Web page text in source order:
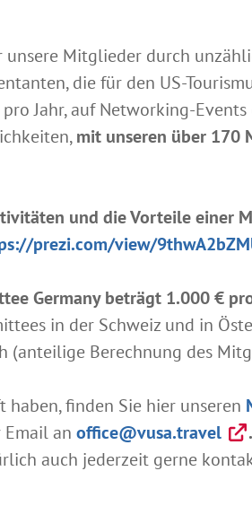
Mitglieder durch
die für den US-
Jahr, auf Networking-
mit unseren über 170
und die Vorteile einer
prezi.com/view/
Germany beträgt 1.000 €
in der Schweiz und in
(anteilige Berechnung des
finden Sie hier unseren
an office@vusa.travel .
auch jederzeit gerne